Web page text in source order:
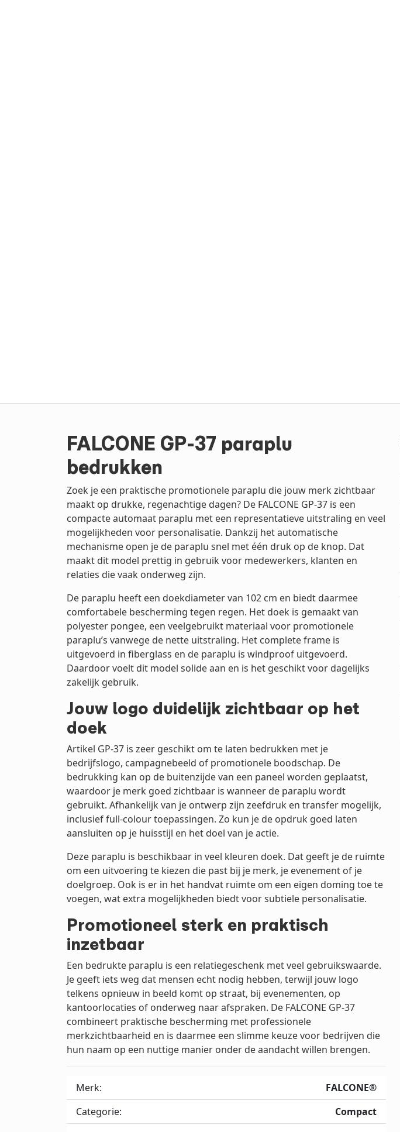
FALCONE GP-37 paraplu
bedrukken
Zoek je een praktische promotionele paraplu die jouw merk zichtbaar
maakt op drukke, regenachtige dagen? De FALCONE GP-37 is een
compacte automaat paraplu met een representatieve uitstraling en veel
mogelijkheden voor personalisatie. Dankzij het automatische
mechanisme open je de paraplu snel met één druk op de knop. Dat
maakt dit model prettig in gebruik voor medewerkers, klanten en
relaties die vaak onderweg zijn.
De paraplu heeft een doekdiameter van 102 cm en biedt daarmee
comfortabele bescherming tegen regen. Het doek is gemaakt van
polyester pongee, een veelgebruikt materiaal voor promotionele
paraplu’s vanwege de nette uitstraling. Het complete frame is
uitgevoerd in fiberglass en de paraplu is windproof uitgevoerd.
Daardoor voelt dit model solide aan en is het geschikt voor dagelijks
zakelijk gebruik.
Jouw logo duidelijk zichtbaar op het
doek
Artikel GP-37 is zeer geschikt om te laten bedrukken met je
bedrijfslogo, campagnebeeld of promotionele boodschap. De
bedrukking kan op de buitenzijde van een paneel worden geplaatst,
waardoor je merk goed zichtbaar is wanneer de paraplu wordt
gebruikt. Afhankelijk van je ontwerp zijn zeefdruk en transfer mogelijk,
inclusief full-colour toepassingen. Zo kun je de opdruk goed laten
aansluiten op je huisstijl en het doel van je actie.
Deze paraplu is beschikbaar in veel kleuren doek. Dat geeft je de ruimte
om een uitvoering te kiezen die past bij je merk, je evenement of je
doelgroep. Ook is er in het handvat ruimte om een eigen doming toe te
voegen, wat extra mogelijkheden biedt voor subtiele personalisatie.
Promotioneel sterk en praktisch
inzetbaar
Een bedrukte paraplu is een relatiegeschenk met veel gebruikswaarde.
Je geeft iets weg dat mensen echt nodig hebben, terwijl jouw logo
telkens opnieuw in beeld komt op straat, bij evenementen, op
kantoorlocaties of onderweg naar afspraken. De FALCONE GP-37
combineert praktische bescherming met professionele
merkzichtbaarheid en is daarmee een slimme keuze voor bedrijven die
hun naam op een nuttige manier onder de aandacht willen brengen.
FALCONE®
Merk:
Compact
Categorie: